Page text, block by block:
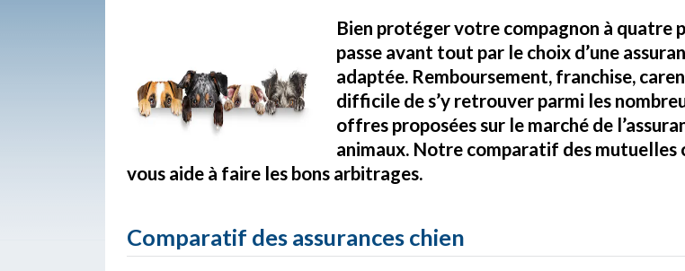
Bien protéger votre compagnon à quatre
passe avant tout par le choix d’une
adaptée. Remboursement, franchise,
difficile de s’y retrouver parmi les
offres proposées sur le marché de
animaux. Notre comparatif des mutuelles
vous aide à faire les bons arbitrages.
Comparatif des assurances chien